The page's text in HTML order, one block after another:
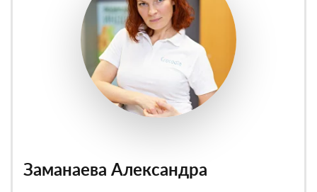
Заманаева Александра